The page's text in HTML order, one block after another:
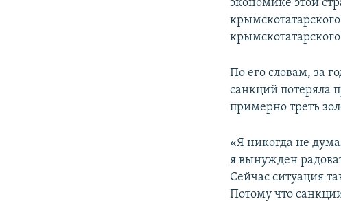
экономике этой
По его словам, за
санкций потеряла
примерно треть
«Я никогда не
я вынужден
Сейчас ситуация
Потому что